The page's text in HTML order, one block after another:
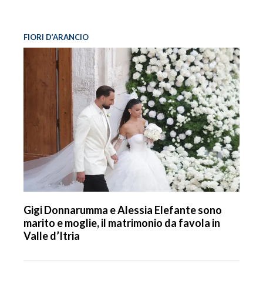
FIORI D’ARANCIO
Gigi Donnarumma e Alessia Elefante sono
marito e moglie, il matrimonio da favola in
Valle d’Itria